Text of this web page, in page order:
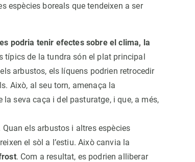
espècies boreals que tendeixen a ser
podria tenir efectes sobre el clima, la
típics de la tundra són el plat principal
arbustos, els líquens podrien retrocedir
Això, al seu torn, amenaça la
seva caça i del pasturatge, i que, a més,
els arbustos i altres espècies
el sòl a l’estiu. Això canvia la
. Com a resultat, es podrien alliberar